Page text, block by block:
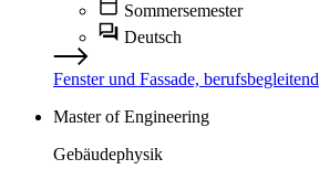
Sommersemester
Deutsch
Fenster und Fassade, berufsbegleitend
Master of Engineering
Gebäudephysik